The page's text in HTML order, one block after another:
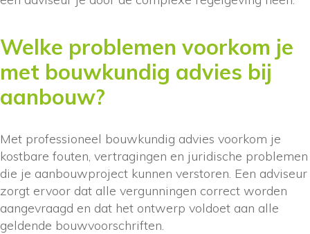
Welke problemen voorkom je
met bouwkundig advies bij
aanbouw?
Met professioneel bouwkundig advies voorkom je
kostbare fouten, vertragingen en juridische problemen
die je aanbouwproject kunnen verstoren. Een adviseur
zorgt ervoor dat alle vergunningen correct worden
aangevraagd en dat het ontwerp voldoet aan alle
geldende bouwvoorschriften.